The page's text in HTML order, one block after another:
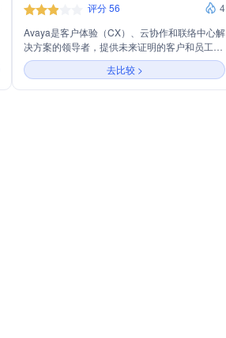
评分 56
4
Avaya是客户体验（CX）、云协作和联络中心解
决方案的领导者，提供未来证明的客户和员工体
验解决方案。公司通过创新技术，如AI虚拟代理
和客户旅程编排，增强个性化服务，提高客户满
意度，同时通过集成通信和协作套件提升员工参
去比较 >